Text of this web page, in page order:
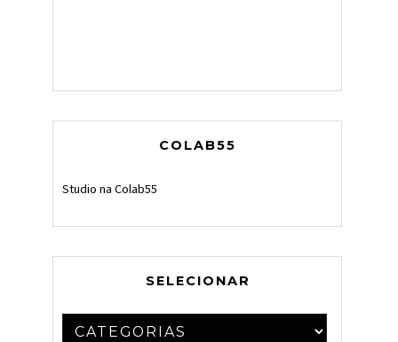
COLAB55
Studio na Colab55
SELECIONAR